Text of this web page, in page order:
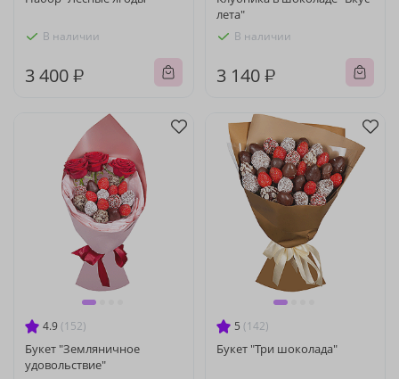
В наличии
3 400 ₽
лета"
В наличии
3 140 ₽
4.9 (152)
Букет "Земляничное
удовольствие"
5 (142)
Букет "Три шоколада"